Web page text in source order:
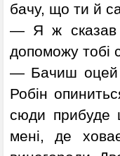
бачу, що ти й
— Я ж сказав
допоможу тобі
— Бачиш оцей
Робін
сюди прибуде
мені, де